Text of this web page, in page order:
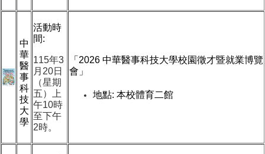
中
華
醫
事
科
技
大
學
活動時
間:
115年3
月20日
（星期
五）上
午10時
至下午
2時。
「 2026 中華醫事科技大學校園徵才暨就業博覽
會」
地點: 本校體育二館